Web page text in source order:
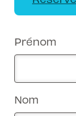
Prénom
Nom